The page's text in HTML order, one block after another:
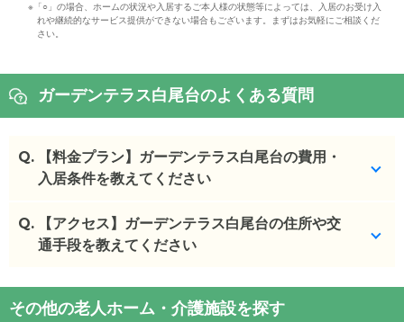
※「○」の場合、ホームの状況や入居するご本人様の状態等によっては、入居のお受け入
れや継続的なサービス提供ができない場合もございます。まずはお気軽にご相談くだ
さい。
ガーデンテラス白尾台のよくある質問
Q.
【料金プラン】ガーデンテラス白尾台の費用・
入居条件を教えてください
ガーデンテラス白尾台の入居金・月額料金は次のと
おりです。
・月額費用が18.7万円
Q.
【アクセス】ガーデンテラス白尾台の住所や交
通手段を教えてください
ガーデンテラス白尾台の交通アクセス
・住所：静岡県富士宮市野中620-1
その他の老人ホーム・介護施設を探す